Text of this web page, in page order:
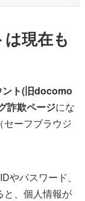
現在も
ト(旧docomo
詐欺ページにな
セーフブラウジ
やパスワード、
と、個人情報が